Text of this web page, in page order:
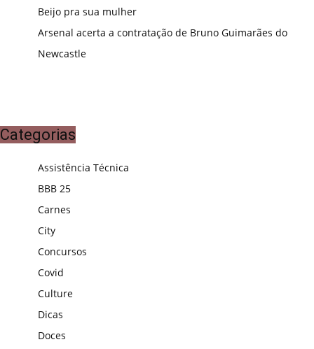
Beijo pra sua mulher
Arsenal acerta a contratação de Bruno Guimarães do
Newcastle
Categorias
Assistência Técnica
BBB 25
Carnes
City
Concursos
Covid
Culture
Dicas
Doces